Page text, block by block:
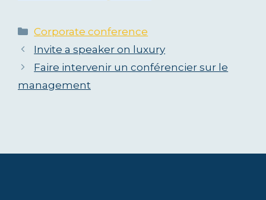
Categories
Corporate conference
Invite a speaker on luxury
Faire intervenir un conférencier sur le
management